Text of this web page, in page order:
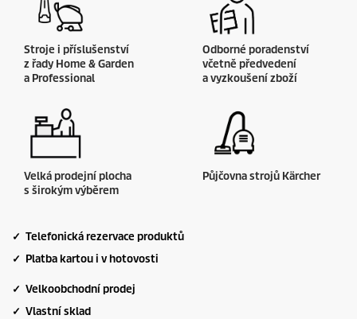
Stroje i příslušenství
z řady Home & Garden
a Professional
Odborné poradenství
včetně předvedení
a vyzkoušení zboží
Velká prodejní plocha
s širokým výběrem
Půjčovna strojů Kärcher
✓ Telefonická rezervace produktů
✓ Platba kartou i v hotovosti
✓ Velkoobchodní prodej
✓ Vlastní sklad